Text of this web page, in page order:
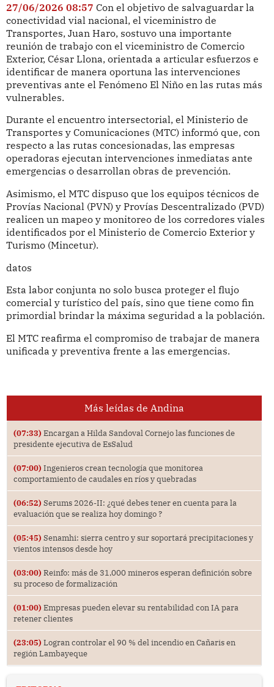
27/06/2026 08:57 Con el objetivo de salvaguardar la
conectividad vial nacional, el viceministro de
Transportes, Juan Haro, sostuvo una importante
reunión de trabajo con el viceministro de Comercio
Exterior, César Llona, orientada a articular esfuerzos e
identificar de manera oportuna las intervenciones
preventivas ante el Fenómeno El Niño en las rutas más
vulnerables.
Durante el encuentro intersectorial, el Ministerio de
Transportes y Comunicaciones (MTC) informó que, con
respecto a las rutas concesionadas, las empresas
operadoras ejecutan intervenciones inmediatas ante
emergencias o desarrollan obras de prevención.
Asimismo, el MTC dispuso que los equipos técnicos de
Provías Nacional (PVN) y Provías Descentralizado (PVD)
realicen un mapeo y monitoreo de los corredores viales
identificados por el Ministerio de Comercio Exterior y
Turismo (Mincetur).
datos
Esta labor conjunta no solo busca proteger el flujo
comercial y turístico del país, sino que tiene como fin
primordial brindar la máxima seguridad a la población.
El MTC reafirma el compromiso de trabajar de manera
unificada y preventiva frente a las emergencias.
Más leídas de Andina
(07:33) Encargan a Hilda Sandoval Cornejo las funciones de
presidente ejecutiva de EsSalud
(07:00) Ingenieros crean tecnología que monitorea
comportamiento de caudales en ríos y quebradas
(06:52) Serums 2026-II: ¿qué debes tener en cuenta para la
evaluación que se realiza hoy domingo ?
(05:45) Senamhi: sierra centro y sur soportará precipitaciones y
vientos intensos desde hoy
(03:00) Reinfo: más de 31,000 mineros esperan definición sobre
su proceso de formalización
(01:00) Empresas pueden elevar su rentabilidad con IA para
retener clientes
(23:05) Logran controlar el 90 % del incendio en Cañaris en
región Lambayeque